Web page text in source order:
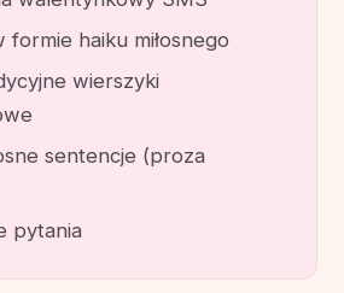
formie haiku miłosnego
wierszyki
sentencje (proza
pytania